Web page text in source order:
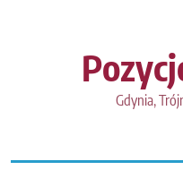
Gdynia,